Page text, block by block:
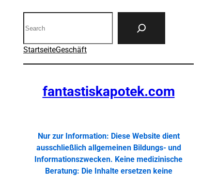
StartseiteGeschäft
fantastiskapotek.com
Nur zur Information: Diese Website dient
ausschließlich allgemeinen Bildungs- und
Informationszwecken. Keine medizinische
Beratung: Die Inhalte ersetzen keine